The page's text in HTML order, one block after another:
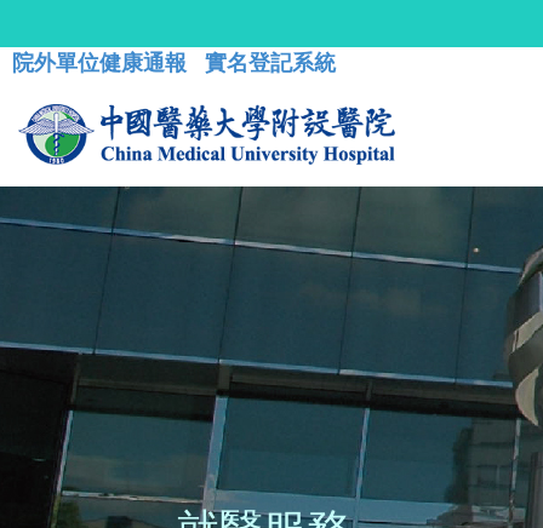
院外單位健康通報 實名登記系統